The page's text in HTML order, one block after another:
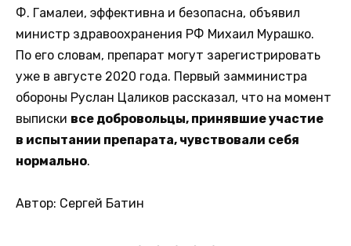
Ф. Гамалеи, эффективна и безопасна, объявил
министр здравоохранения РФ Михаил Мурашко.
По его словам, препарат могут зарегистрировать
уже в августе 2020 года. Первый замминистра
обороны Руслан Цаликов рассказал, что на момент
выписки все добровольцы, принявшие участие
в испытании препарата, чувствовали себя
нормально.
Автор: Сергей Батин